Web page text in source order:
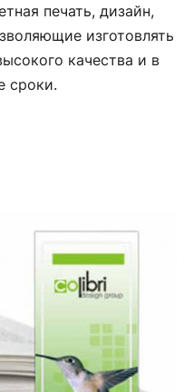
печать, дизайн,
изготовлять
качества и в
сроки.